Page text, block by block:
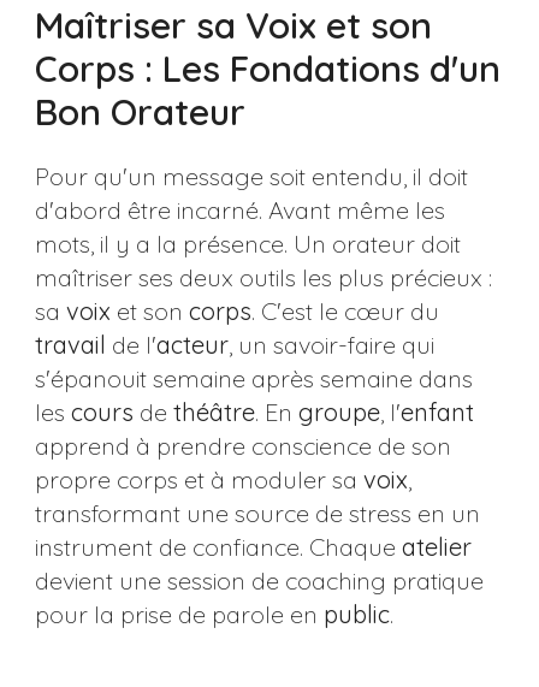
Maîtriser sa Voix et son
Corps : Les Fondations d'un
Bon Orateur
Pour qu'un message soit entendu, il doit
d'abord être incarné. Avant même les
mots, il y a la présence. Un orateur doit
maîtriser ses deux outils les plus précieux :
sa voix et son corps. C'est le cœur du
travail de l'acteur, un savoir-faire qui
s'épanouit semaine après semaine dans
les cours de théâtre. En groupe, l'enfant
apprend à prendre conscience de son
propre corps et à moduler sa voix,
transformant une source de stress en un
instrument de confiance. Chaque atelier
devient une session de coaching pratique
pour la prise de parole en public.